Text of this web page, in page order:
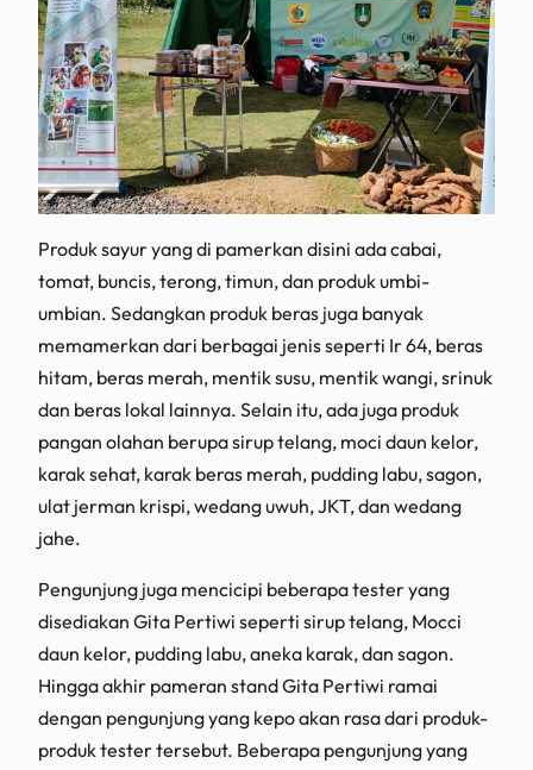
Produk sayur yang di pamerkan disini ada cabai,
tomat, buncis, terong, timun, dan produk umbi-
umbian. Sedangkan produk beras juga banyak
memamerkan dari berbagai jenis seperti Ir 64, beras
hitam, beras merah, mentik susu, mentik wangi, srinuk
dan beras lokal lainnya. Selain itu, ada juga produk
pangan olahan berupa sirup telang, moci daun kelor,
karak sehat, karak beras merah, pudding labu, sagon,
ulat jerman krispi, wedang uwuh, JKT, dan wedang
jahe.
Pengunjung juga mencicipi beberapa tester yang
disediakan Gita Pertiwi seperti sirup telang, Mocci
daun kelor, pudding labu, aneka karak, dan sagon.
Hingga akhir pameran stand Gita Pertiwi ramai
dengan pengunjung yang kepo akan rasa dari produk-
produk tester tersebut. Beberapa pengunjung yang